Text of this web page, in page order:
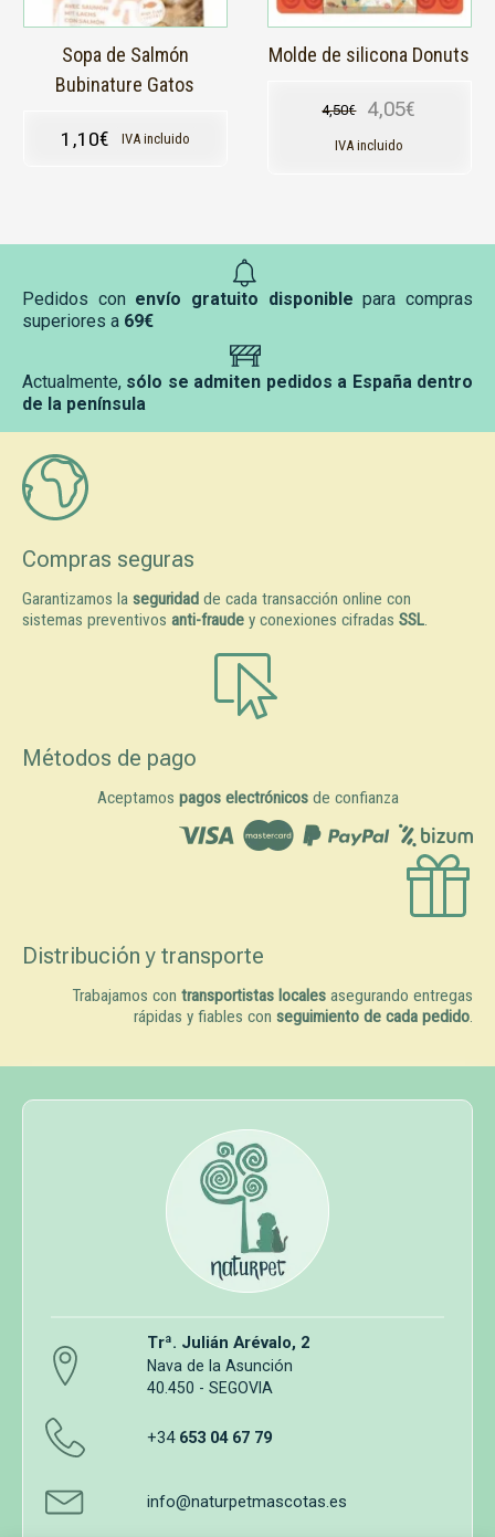
Sopa de Salmón
Bubinature Gatos
1,10€ IVA incluido
Molde de silicona Donuts
4,50€
El precio original
4,05€
El precio actual
IVA incluido
Pedidos con envío gratuito disponible para compras
superiores a 69€
Actualmente, sólo se admiten pedidos a España dentro
de la península
Compras seguras
Garantizamos la seguridad de cada transacción online con
sistemas preventivos anti-fraude y conexiones cifradas SSL.
Métodos de pago
Aceptamos pagos electrónicosde confianza
Distribución y transporte
Trabajamos con transportistas locales asegurando entregas
rápidas y fiables con seguimiento de cada pedido.
Trª. Julián Arévalo, 2
Nava de la Asunción
40.450 - SEGOVIA
+34 653 04 67 79
info@naturpetmascotas.es